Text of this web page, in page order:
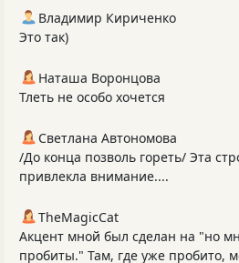
Владимир Кириченко
Это так)
Наташа Воронцова
Тлеть не особо хочется
Светлана Автономова
/До конца позволь гореть/ Эта
привлекла внимание....
TheMagicCat
Акцент мной был сделан на "но
пробиты." Там, где уже пробито,